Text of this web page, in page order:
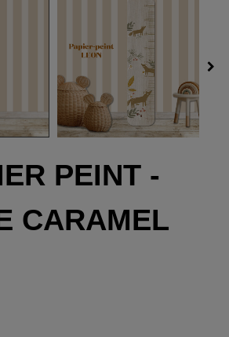
PEINT -
CARAMEL